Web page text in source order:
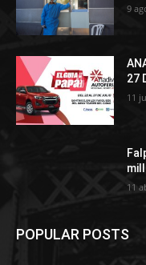
9
27
11
11
POPULAR POSTS